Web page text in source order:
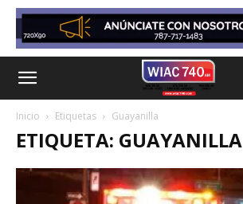
Inicio Etiquetas Guayanilla
ETIQUETA: GUAYANILLA